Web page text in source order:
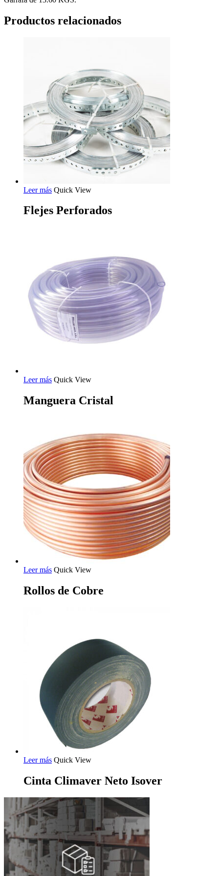
Productos relacionados
Leer más Quick View
Flejes Perforados
Leer más Quick View
Manguera Cristal
Leer más Quick View
Rollos de Cobre
Leer más Quick View
Cinta Climaver Neto Isover